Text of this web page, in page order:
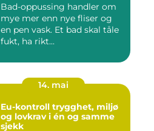
Bad-oppussing handler om
mye mer enn nye fliser og
en pen vask. Et bad skal tåle
fukt, ha rikt...
14. mai
Eu-kontroll trygghet, miljø
og lovkrav i én og samme
sjekk